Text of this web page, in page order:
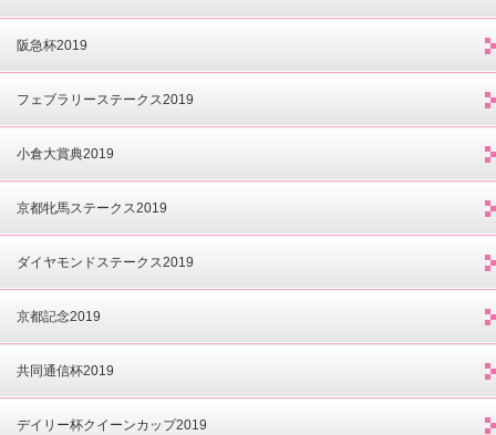
阪急杯2019
フェブラリーステークス2019
小倉大賞典2019
京都牝馬ステークス2019
ダイヤモンドステークス2019
京都記念2019
共同通信杯2019
デイリー杯クイーンカップ2019